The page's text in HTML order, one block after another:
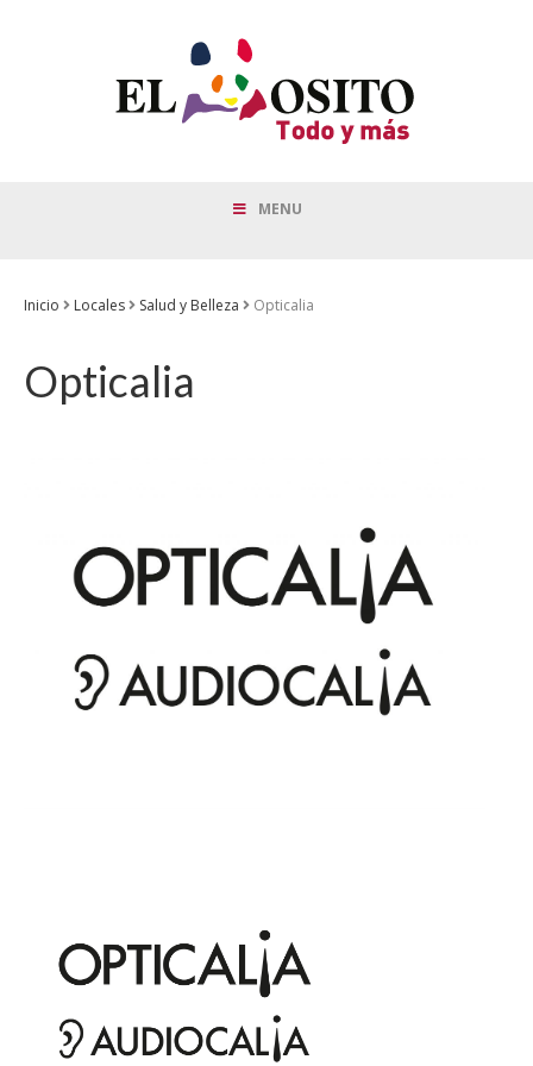
MENU
Inicio Locales Salud y Belleza Opticalia
Opticalia